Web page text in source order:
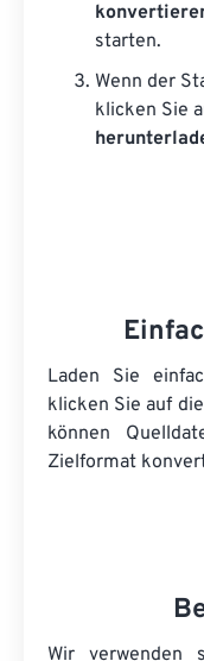
starten.
Wenn der
klicken Sie
Laden Sie
klicken Sie auf
können
Zielformat
Wir verwenden